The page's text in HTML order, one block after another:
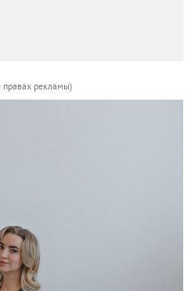
правах рекламы)